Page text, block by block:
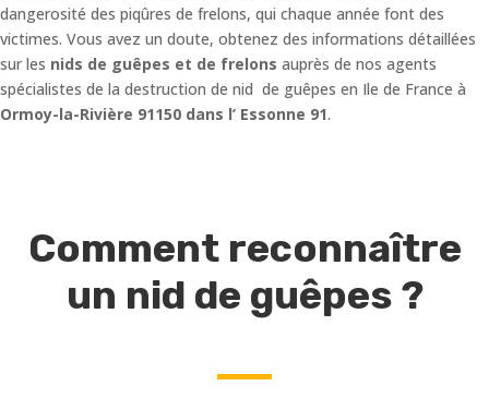
dangerosité des piqûres de frelons, qui chaque année font des
victimes. Vous avez un doute, obtenez des informations détaillées
sur les nids de guêpes et de frelons auprès de nos agents
spécialistes de la destruction de nid de guêpes en Ile de France à
Ormoy-la-Rivière 91150 dans l’ Essonne 91.
Comment reconnaître
un nid de guêpes ?